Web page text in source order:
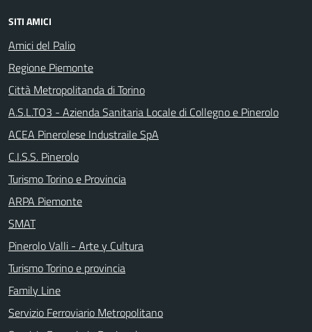
SITI AMICI
Amici del Palio
Regione Piemonte
Città Metropolitanda di Torino
A.S.L.TO3 - Azienda Sanitaria Locale di Collegno e Pinerolo
ACEA Pinerolese Industraile SpA
C.I.S.S. Pinerolo
Turismo Torino e Provincia
ARPA Piemonte
SMAT
Pinerolo Valli - Arte y Cultura
Turismo Torino e provincia
Family Line
Servizio Ferroviario Metropolitano